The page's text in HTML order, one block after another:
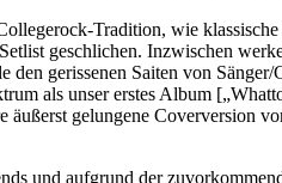
Tradition, wie
geschlichen. Inzwischen
gerissenen Saiten von
als unser erstes Album
gelungene Coverversion
und aufgrund der